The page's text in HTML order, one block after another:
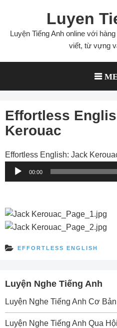
content
Luyen
Luyện Tiếng Anh online với
viết, từ vựng
Effortless
Kerouac
Effortless English: Jack
Audio
Player
00:00
EFFORTLESS ENGLISH
Luyện Nghe Tiếng Anh
Luyện Nghe Tiếng Anh Cơ Bản
Luyện Nghe Tiếng Anh Qua